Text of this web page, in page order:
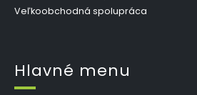
Veľkoobchodná spolupráca
Hlavné menu